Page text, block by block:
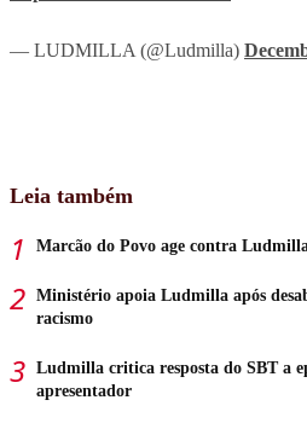
— LUDMILLA (@Ludmilla)
Leia também
Marcão do Povo age contra
Ministério apoia Ludmilla após
racismo
Ludmilla critica resposta do SBT a
apresentador